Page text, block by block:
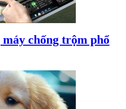
chống trộm phổ